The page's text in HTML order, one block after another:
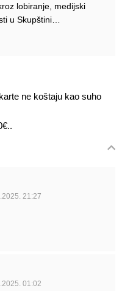
lobiranje, medijski
u Skupštini…
ne koštaju kao suho
21:27
01:02